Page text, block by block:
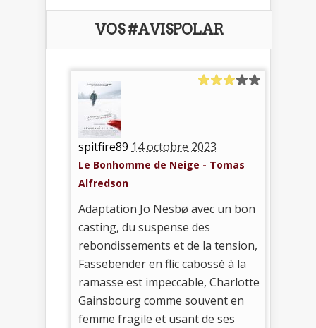
VOS #AVISPOLAR
spitfire89 14 octobre 2023
Le Bonhomme de Neige - Tomas
Alfredson
Adaptation Jo Nesbø avec un bon
casting, du suspense des
rebondissements et de la tension,
Fassebender en flic cabossé à la
ramasse est impeccable, Charlotte
Gainsbourg comme souvent en
femme fragile et usant de ses